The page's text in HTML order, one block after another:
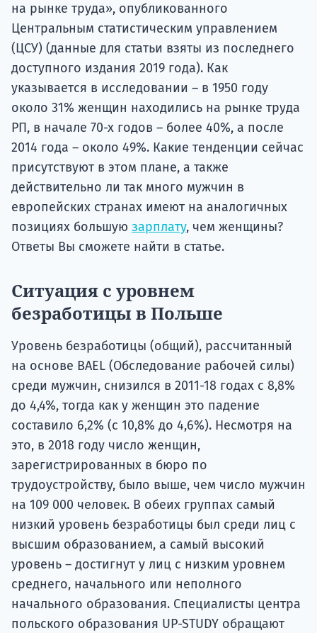
на рынке труда», опубликованного
Центральным статистическим управлением
(ЦСУ) (данные для статьи взяты из последнего
доступного издания 2019 года). Как
указывается в исследовании – в 1950 году
около 31% женщин находились на рынке труда
РП, в начале 70-х годов – более 40%, а после
2014 года – около 49%. Какие тенденции сейчас
присутствуют в этом плане, а также
действительно ли так много мужчин в
европейских странах имеют на аналогичных
позициях большую зарплату, чем женщины?
Ответы Вы сможете найти в статье.
Ситуация с уровнем
безработицы в Польше
Уровень безработицы (общий), рассчитанный
на основе BAEL (Обследование рабочей силы)
среди мужчин, снизился в 2011-18 годах с 8,8%
до 4,4%, тогда как у женщин это падение
составило 6,2% (с 10,8% до 4,6%). Несмотря на
это, в 2018 году число женщин,
зарегистрированных в бюро по
трудоустройству, было выше, чем число мужчин
на 109 000 человек. В обеих группах самый
низкий уровень безработицы был среди лиц с
высшим образованием, а самый высокий
уровень – достигнут у лиц с низким уровнем
среднего, начального или неполного
начального образования. Специалисты центра
польского образования UP-STUDY обращают